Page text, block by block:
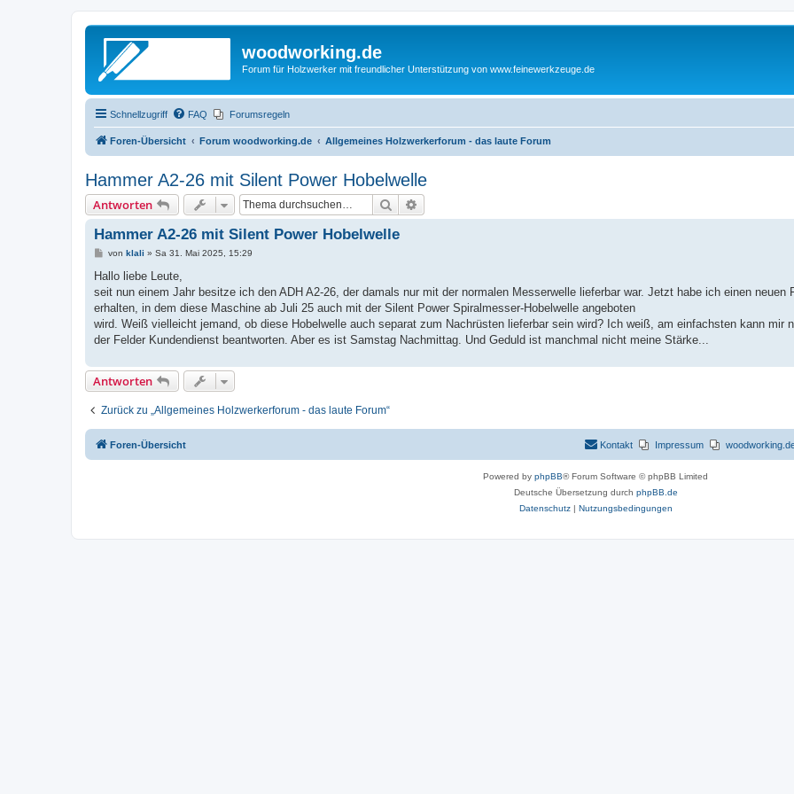
woodworking.de
Forum für Holzwerker mit freundlicher Unterstützung von www.feinewerkzeuge.de
Schnellzugriff FAQ Forumsregeln
Foren-Übersicht Forum woodworking.de Allgemeines Holzwerkerforum - das laute Forum
Hammer A2-26 mit Silent Power Hobelwelle
Antworten Suche
Hammer A2-26 mit Silent Power Hobelwelle
B
i
r
a
von klali » Sa 31. Mai 2025, 15:29
Hallo liebe Leute,
seit nun einem Jahr besitze ich den ADH A2-26, der damals nur mit der normalen Messerwelle lieferbar war. Jetzt habe ich einen neuen
erhalten, in dem diese Maschine ab Juli 25 auch mit der Silent Power Spiralmesser-Hobelwelle angeboten
wird. Weiß vielleicht jemand, ob diese Hobelwelle auch separat zum Nachrüsten lieferbar sein wird? Ich weiß, am einfachsten kann mir
der Felder Kundendienst beantworten. Aber es ist Samstag Nachmittag. Und Geduld ist manchmal nicht meine Stärke...
Antworten
Zurück zu „Allgemeines Holzwerkerforum - das laute Forum“
Foren-Übersicht Impressum
Kontakt
Powered by phpBB® Forum Software © phpBB Limited
Deutsche Übersetzung durch phpBB.de
Datenschutz| Nutzungsbedingungen